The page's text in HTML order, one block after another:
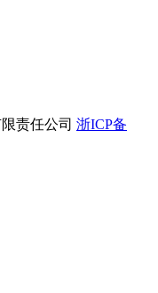
责任公司 浙ICP备